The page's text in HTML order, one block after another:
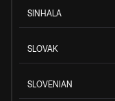
SINHALA
SLOVAK
SLOVENIAN